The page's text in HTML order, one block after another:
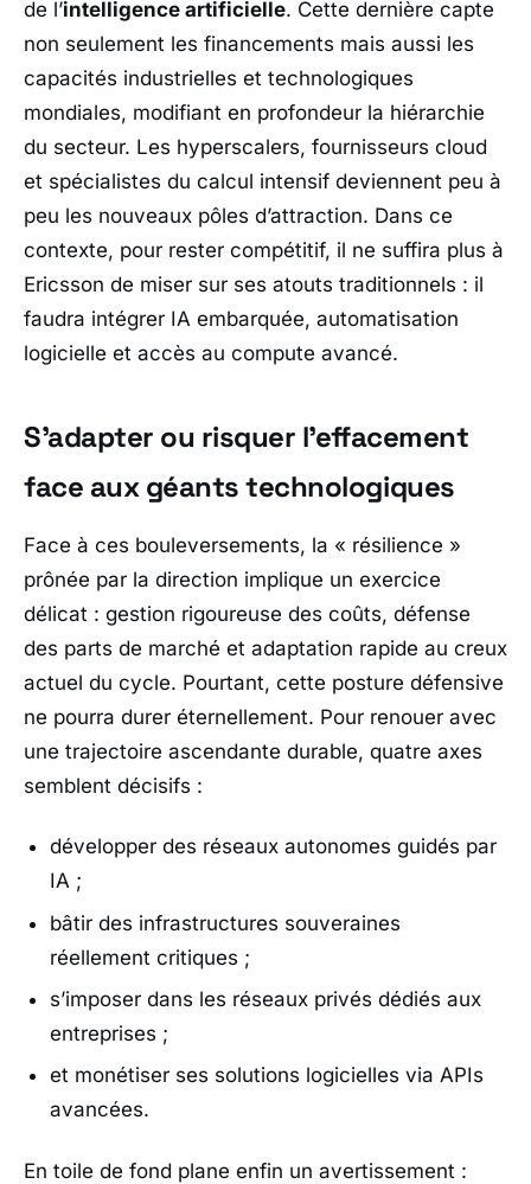
de l’intelligence artificielle. Cette dernière capte
non seulement les financements mais aussi les
capacités industrielles et technologiques
mondiales, modifiant en profondeur la hiérarchie
du secteur. Les hyperscalers, fournisseurs cloud
et spécialistes du calcul intensif deviennent peu à
peu les nouveaux pôles d’attraction. Dans ce
contexte, pour rester compétitif, il ne suffira plus à
Ericsson de miser sur ses atouts traditionnels : il
faudra intégrer IA embarquée, automatisation
logicielle et accès au compute avancé.
S’adapter ou risquer l’effacement
face aux géants technologiques
Face à ces bouleversements, la « résilience »
prônée par la direction implique un exercice
délicat : gestion rigoureuse des coûts, défense
des parts de marché et adaptation rapide au creux
actuel du cycle. Pourtant, cette posture défensive
ne pourra durer éternellement. Pour renouer avec
une trajectoire ascendante durable, quatre axes
semblent décisifs :
développer des réseaux autonomes guidés par
IA ;
bâtir des infrastructures souveraines
réellement critiques ;
s’imposer dans les réseaux privés dédiés aux
entreprises ;
et monétiser ses solutions logicielles via APIs
avancées.
En toile de fond plane enfin un avertissement :